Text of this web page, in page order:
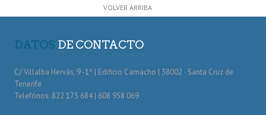
VOLVER ARRIBA
DATOS DE CONTACTO
C/ Villalba Hervás, 9 -1º | Edificio Camacho | 38002 · Santa Cruz de
Tenerife
Telefónos: 822 175 684 | 608 958 069